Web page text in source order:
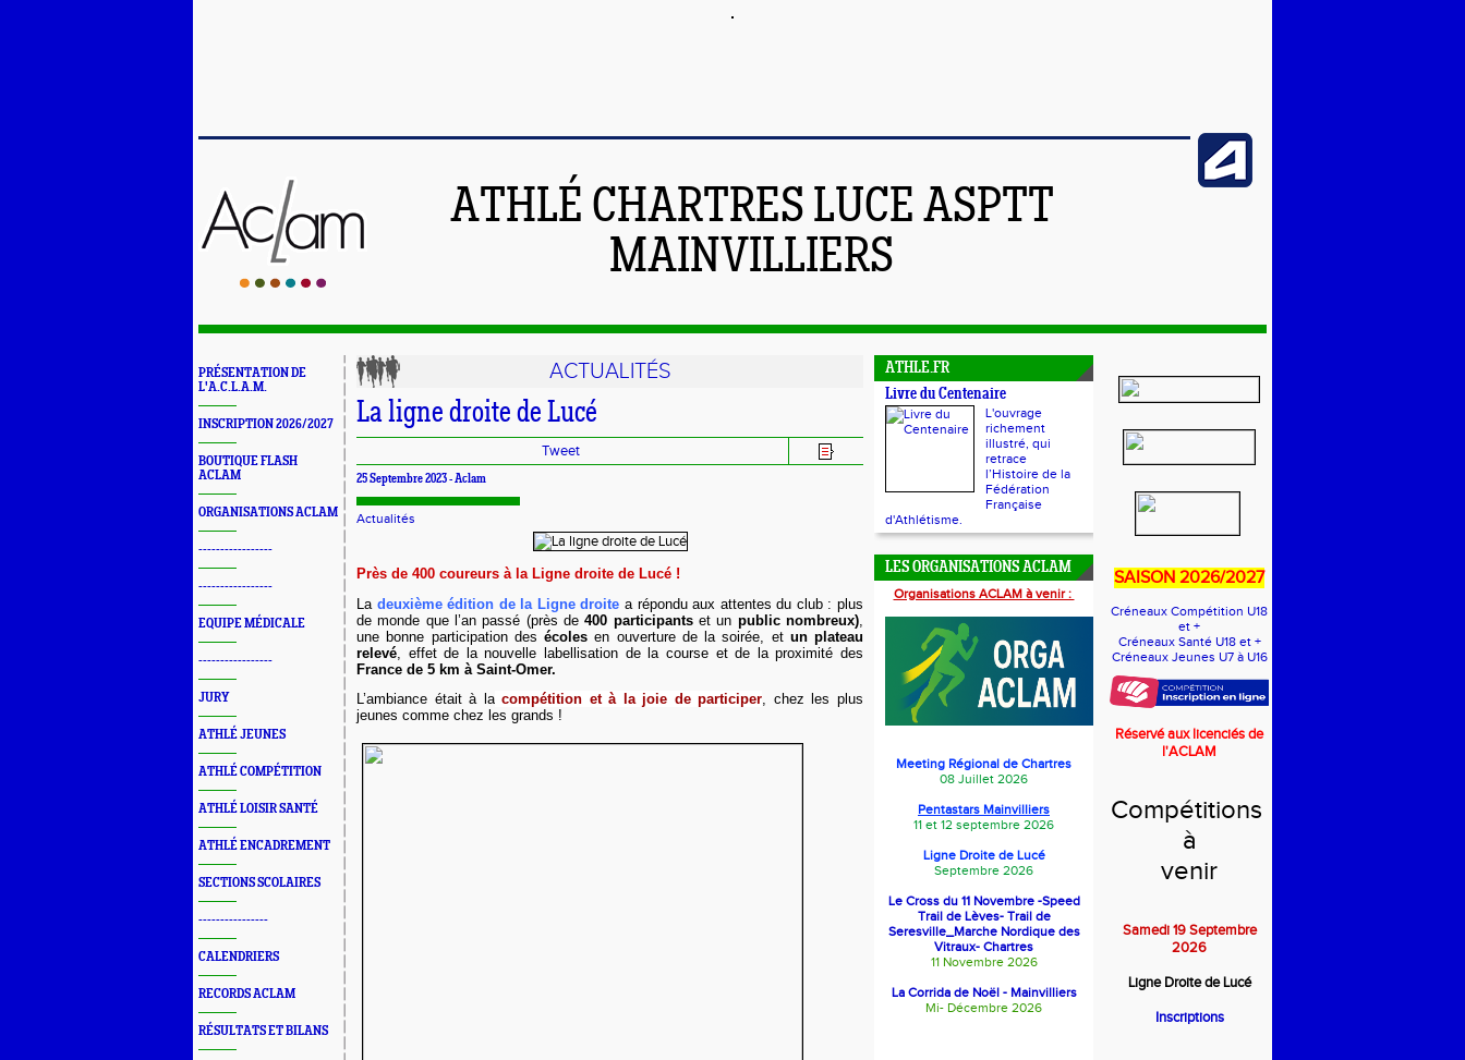
ATHLÉ CHARTRES LUCE ASPTT
MAINVILLIERS
PRÉSENTATION DE
L'A.C.L.A.M.
INSCRIPTION 2026/2027
BOUTIQUE FLASH
ACLAM
ORGANISATIONS ACLAM
-----------------
-----------------
EQUIPE MÉDICALE
-----------------
JURY
ATHLÉ JEUNES
ATHLÉ COMPÉTITION
ATHLÉ LOISIR SANTÉ
ATHLÉ ENCADREMENT
SECTIONS SCOLAIRES
----------------
CALENDRIERS
RECORDS ACLAM
RÉSULTATS ET BILANS
ACTUALITÉS
La ligne droite de Lucé
Tweet
25 Septembre 2023 -Aclam
Actualités
Près de 400 coureurs à la Ligne droite de Lucé !
La deuxième édition de la Ligne droitea répondu aux attentes du club : plus
de monde que l’an passé (près de400 participantset un public nombreux)
une bonne participation des écolesen ouverture de la soirée, et un plateau
relevé , effet de la nouvelle labellisation de la course et de la proximité des
France de 5 km à Saint-Omer.
L’ambiance était à lacompétition et à la joie de participer, chez les plus
jeunes comme chez les grands !
ATHLE.FR
Livre du Centenaire
L'ouvrage
richement
illustré, qui
retrace
l’Histoire de la
Fédération
Française
d'Athlétisme.
LES ORGANISATIONS ACLAM
Organisations ACLAM à venir :
Meeting Régional de Chartres
08 Juillet 2026
Pentastars Mainvilliers
11 et 12 septembre 2026
Ligne Droite de Lucé
Septembre 2026
Le Cross du 11 Novembre -Speed
Trail de Lèves- Trail de
Seresville_Marche Nordique des
Vitraux- Chartres
11 Novembre 2026
La Corrida de Noël - Mainvilliers
Mi- Décembre 2026
SAISON 2026/2027
Créneaux Compétition U18
et +
Créneaux Santé U18 et +
Créneaux Jeunes U7 à U16
Réservé aux licenciés de
l'ACLAM
Compétitions
à
venir
Samedi 19 Septembre
2026
Ligne Droite de Lucé
Inscriptions